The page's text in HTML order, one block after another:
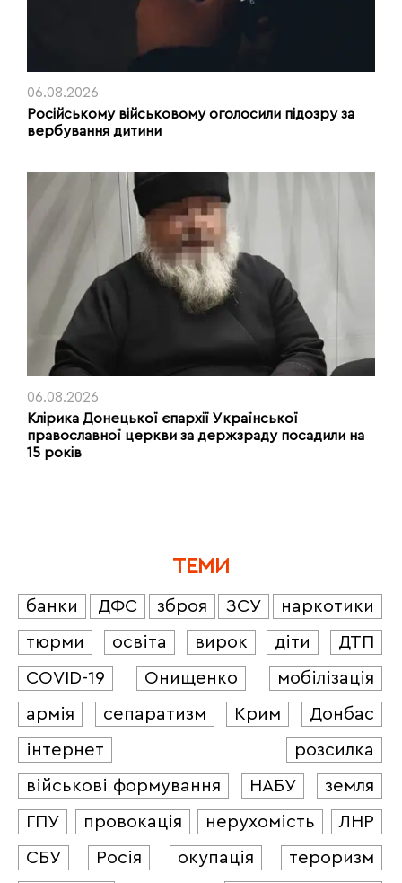
06.08.2026
Російському військовому оголосили підозру за
вербування дитини
06.08.2026
Клірика Донецької єпархії Української
православної церкви за держзраду посадили на
15 років
ТЕМИ
банки ДФС зброя ЗСУ
наркотики
тюрми
освіта вирок діти
ДТП
COVID-19
Онищенко
мобілізація
армія
сепаратизм Крим
Донбас
інтернет
розсилка
військові формування
НАБУ
земля
ГПУ
провокація нерухомість
ЛНР
СБУ
Росія окупація
тероризм